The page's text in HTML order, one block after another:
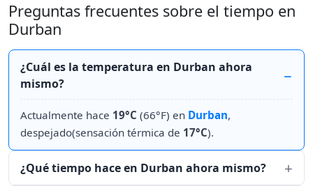
Preguntas frecuentes sobre el tiempo en
Durban
¿Cuál es la temperatura en Durban ahora
mismo?
Actualmente hace 19°C (66°F) en Durban,
despejado(sensación térmica de 17°C).
¿Qué tiempo hace en Durban ahora mismo?